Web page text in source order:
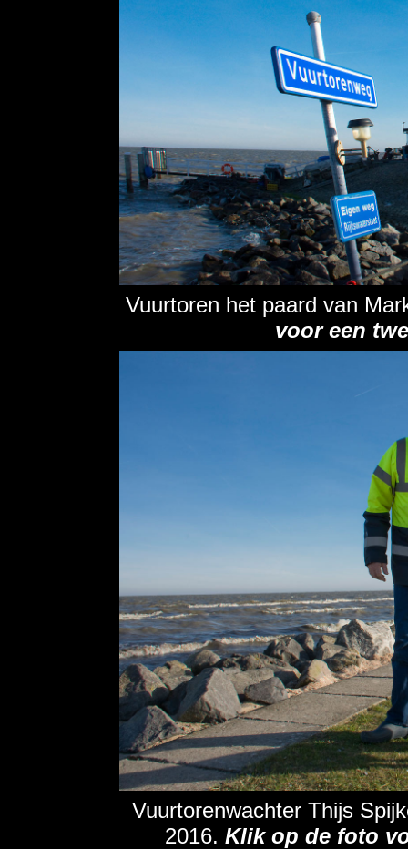
Vuurtoren het paard van
voor een
Vuurtorenwachter Thijs
2016. Klik op de foto